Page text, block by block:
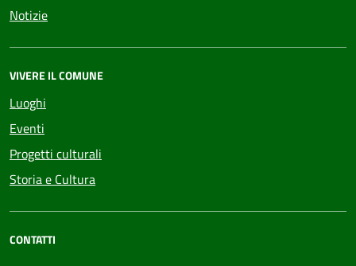
Notizie
VIVERE IL COMUNE
Luoghi
Eventi
Progetti culturali
Storia e Cultura
CONTATTI